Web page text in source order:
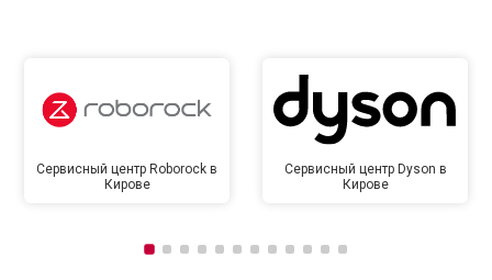
Сервисный центр Roborock в
Кирове
Сервисный центр Dyson в
Кирове